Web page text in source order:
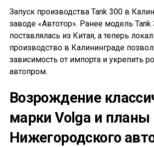
Запуск производства Tank 300 в
заводе «Автотор». Ранее модель Tank
поставлялась из Китая, а теперь
производство в Калининграде
зависимость от импорта и укрепить
автопром.
Возрождение
марки Volga и планы
Нижегородского